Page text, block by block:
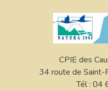
CPIE des
34 route de Saint-
Tél : 04